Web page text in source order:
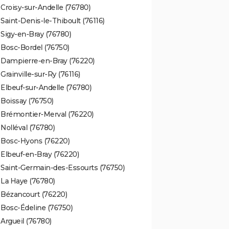
Croisy-sur-Andelle (76780)
Saint-Denis-le-Thiboult (76116)
Sigy-en-Bray (76780)
Bosc-Bordel (76750)
Dampierre-en-Bray (76220)
Grainville-sur-Ry (76116)
Elbeuf-sur-Andelle (76780)
Boissay (76750)
Brémontier-Merval (76220)
Nolléval (76780)
Bosc-Hyons (76220)
Elbeuf-en-Bray (76220)
Saint-Germain-des-Essourts (76750)
La Haye (76780)
Bézancourt (76220)
Bosc-Édeline (76750)
Argueil (76780)